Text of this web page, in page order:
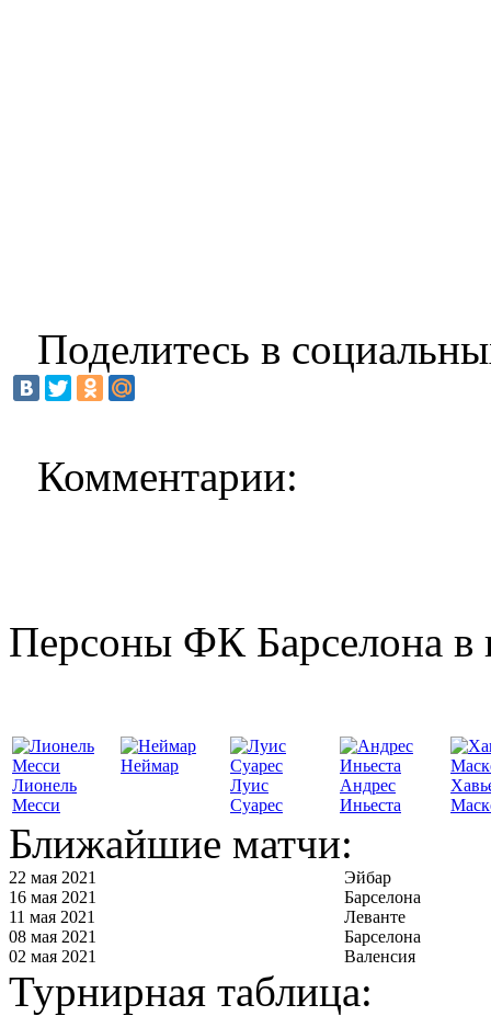
Поделитесь в
Комментарии:
Персоны ФК Барселона в
Лионель
Месси
Неймар
Луис
Суарес
Андрес
Иньеста
Ближайшие матчи:
22 мая 2021
Эйбар
16 мая 2021
Барселона
11 мая 2021
Леванте
08 мая 2021
Барселона
02 мая 2021
Валенсия
Турнирная таблица: